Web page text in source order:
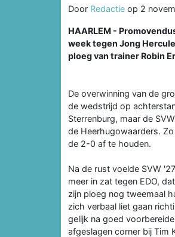
Door Redactie op 2
HAARLEM -
week tegen Jong
ploeg van trainer Robin
De overwinning van de
de wedstrijd op
Sterrenburg, maar de
de Heerhugowaarders.
de 2-0 af te houden.
Na de rust voelde SVW
meer in zat tegen EDO,
zijn ploeg nog tweemaal
zich verbaal liet gaan
gelijk na goed
afgeslagen corner bij Tim